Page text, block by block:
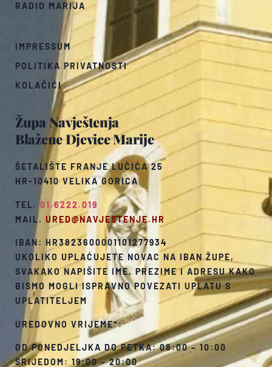
Župa Navještenja
Blažene Djevice Marije
ŠETALIŠTE FRANJE LUČIĆA 25
HR-10410 VELIKA GORICA
TEL.01.6222.019
MAIL. URED@NAVJESTENJE.HR
IBAN: HR3823600001101277934
UKOLIKO UPLAĆUJETE NOVAC NA IBAN ŽUPE,
SVAKAKO NAPIŠITE IME, PREZIME I ADRESU KAKO
BISMO MOGLI ISPRAVNO POVEZATI UPLATU S
UPLATITELJEM
UREDOVNO VRIJEME*:
OD PONEDJELJKA DO PETKA: 08:00 – 10:00
SRIJEDOM: 19:00 – 20:00
RADIO MARIJA
IMPRESSUM
POLITIKA PRIVATNOSTI
KOLAČIĆI